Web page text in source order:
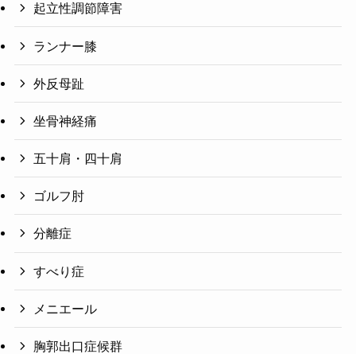
起立性調節障害
ランナー膝
外反母趾
坐骨神経痛
五十肩・四十肩
ゴルフ肘
分離症
すべり症
メニエール
胸郭出口症候群